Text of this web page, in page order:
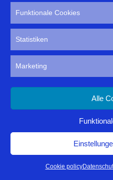
Funktionale Cookies
Statistiken
Marketing
Alle
Cookie policy